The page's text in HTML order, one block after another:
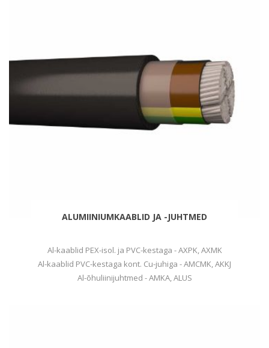
ALUMIINIUMKAABLID JA -JUHTMED
Al-kaablid PEX-isol. ja PVC-kestaga - AXPK, AXMK
Al-kaablid PVC-kestaga kont. Cu-juhiga - AMCMK, AKKJ
Al-õhuliinijuhtmed - AMKA, ALUS